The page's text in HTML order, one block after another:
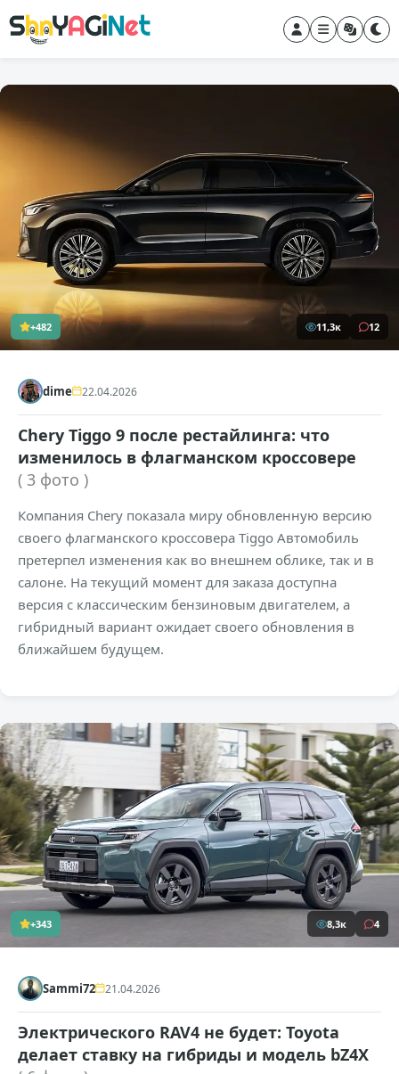
+482 11,3к 12
dime 22.04.2026
Chery Tiggo 9 после рестайлинга: что
изменилось в флагманском кроссовере
( 3 фото )
Компания Chery показала миру обновленную версию
своего флагманского кроссовера Tiggo Автомобиль
претерпел изменения как во внешнем облике, так и в
салоне. На текущий момент для заказа доступна
версия с классическим бензиновым двигателем, а
гибридный вариант ожидает своего обновления в
ближайшем будущем.
+343 8,3к 4
Sammi72 21.04.2026
Электрического RAV4 не будет: Toyota
делает ставку на гибриды и модель bZ4X